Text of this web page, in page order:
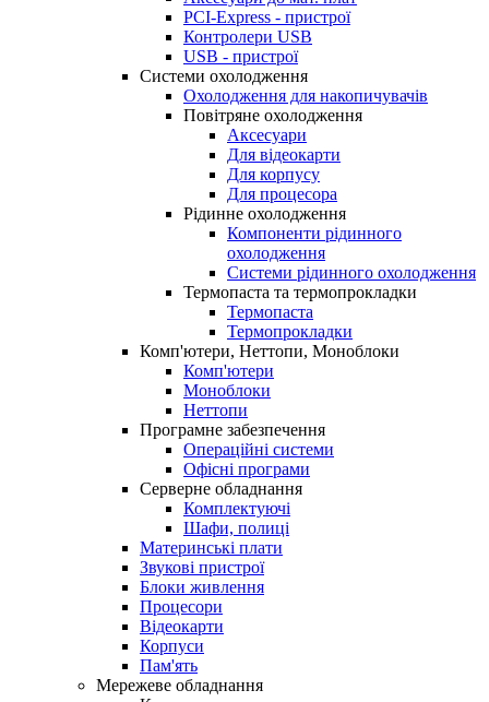
PCI-Express - пристрої
Контролери USB
USB - пристрої
Системи охолодження
Охолодження для накопичувачів
Повітряне охолодження
Аксесуари
Для відеокарти
Для корпусу
Для процесора
Рідинне охолодження
Компоненти рідинного
охолодження
Системи рідинного охолодження
Термопаста та термопрокладки
Термопаста
Термопрокладки
Комп'ютери, Неттопи, Моноблоки
Комп'ютери
Моноблоки
Неттопи
Програмне забезпечення
Операційні системи
Офісні програми
Серверне обладнання
Комплектуючі
Шафи, полиці
Материнські плати
Звукові пристрої
Блоки живлення
Процесори
Відеокарти
Корпуси
Пам'ять
Мережеве обладнання